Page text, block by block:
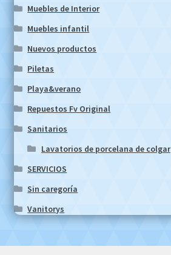
Muebles de Interior
Muebles infantil
Nuevos productos
Piletas
Playa&verano
Repuestos Fv Original
Sanitarios
Lavatorios de porcelana de colgar
SERVICIOS
Sin caregoría
Vanitorys